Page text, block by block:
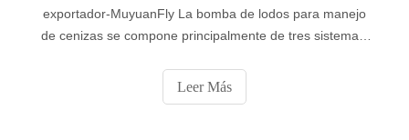
exportador-MuyuanFly La bomba de lodos para manejo
de cenizas se compone principalmente de tres sistemas:
recolectada de la tolva del precalentador de ducto y aire,
la tolva del precipitador electrostático se transporta a 4
Leer Más